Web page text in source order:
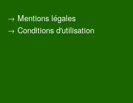
→ Mentions légales
→ Conditions d'utilisation